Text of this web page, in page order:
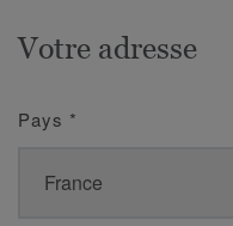
Votre adresse
Pays *